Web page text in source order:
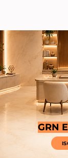
GRN